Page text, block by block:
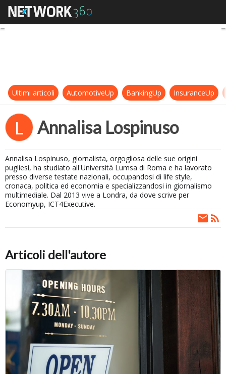
Annalisa Lospinuso
Ultimi articoli AutomotiveUp BankingUp InsuranceUp
L Annalisa Lospinuso
Annalisa Lospinuso, giornalista, orgogliosa delle sue origini
pugliesi, ha studiato all'Università Lumsa di Roma e ha lavorato
presso diverse testate nazionali, occupandosi di life style,
cronaca, politica ed economia e specializzandosi in giornalismo
multimediale. Dal 2013 vive a Londra, da dove scrive per
Economyup, ICT4Executive.
Articoli dell'autore